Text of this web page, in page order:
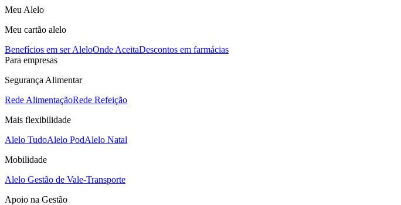
Meu Alelo
Meu cartão alelo
Benefícios em ser AleloOnde AceitaDescontos em farmácias
Para empresas
Segurança Alimentar
Rede AlimentaçãoRede Refeição
Mais flexibilidade
Alelo TudoAlelo PodAlelo Natal
Mobilidade
Alelo Gestão de Vale-Transporte
Apoio na Gestão